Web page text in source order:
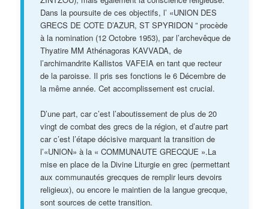
Dans la poursuite de ces objectifs, l’ «UNION DES
GRECS DE COTE D’AZUR, ST SPYRIDON ” procède
à la nomination (12 Octobre 1953), par l’archevêque de
Thyatire MM Athénagoras KAVVADA, de
l’archimandrite Kallistos VAFEIA en tant que recteur
de la paroisse. Il pris ses fonctions le 6 Décembre de
la même année. Cet accomplissement est crucial.
D’une part, car c’est l’aboutissement de plus de 20
vingt de combat des grecs de la région, et d’autre part
car c’est l’étape décisive marquant la transition de
l’«UNION» à la « COMMUNAUTE GRECQUE ».La
mise en place de la Divine Liturgie en grec (permettant
aux communautés grecques de remplir leurs devoirs
religieux), ou encore le maintien de la langue grecque,
sont sources de cette transition.